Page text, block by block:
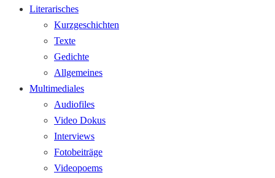
Literarisches
Kurzgeschichten
Texte
Gedichte
Allgemeines
Multimediales
Audiofiles
Video Dokus
Interviews
Fotobeiträge
Videopoems